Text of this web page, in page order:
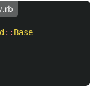
:: Base